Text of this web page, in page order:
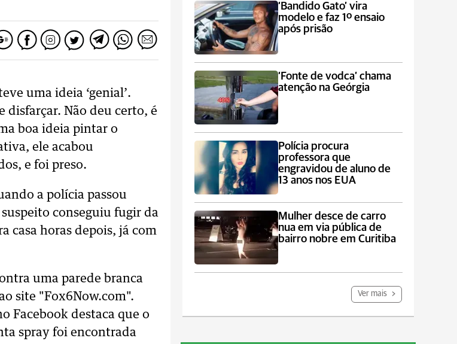
uma ideia ‘genial’.
disfarçar. Não deu certo, é
boa ideia pintar o
ele acabou
e foi preso.
a polícia passou
conseguiu fugir da
casa horas depois, já com
uma parede branca
site "Fox6Now.com".
Facebook destaca que o
spray foi encontrada
‘Bandido Gato’ vira
modelo e faz 1º ensaio
após prisão
‘Fonte de vodca’ chama
atenção na Geórgia
Polícia procura
professora que
engravidou de aluno de
13 anos nos EUA
Mulher desce de carro
nua em via pública de
bairro nobre em Curitiba
Ver mais